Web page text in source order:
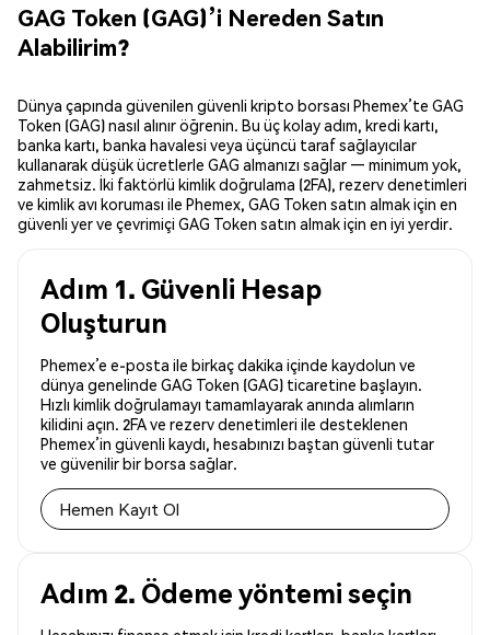
GAG Token (GAG)’i Nereden Satın
Alabilirim?
Dünya çapında güvenilen güvenli kripto borsası Phemex’te GAG
Token (GAG) nasıl alınır öğrenin. Bu üç kolay adım, kredi kartı,
banka kartı, banka havalesi veya üçüncü taraf sağlayıcılar
kullanarak düşük ücretlerle GAG almanızı sağlar — minimum yok,
zahmetsiz. İki faktörlü kimlik doğrulama (2FA), rezerv denetimleri
ve kimlik avı koruması ile Phemex, GAG Token satın almak için en
güvenli yer ve çevrimiçi GAG Token satın almak için en iyi yerdir.
Adım 1. Güvenli Hesap
Oluşturun
Phemex’e e-posta ile birkaç dakika içinde kaydolun ve
dünya genelinde GAG Token (GAG) ticaretine başlayın.
Hızlı kimlik doğrulamayı tamamlayarak anında alımların
kilidini açın. 2FA ve rezerv denetimleri ile desteklenen
Phemex’in güvenli kaydı, hesabınızı baştan güvenli tutar
ve güvenilir bir borsa sağlar.
Hemen Kayıt Ol
Adım 2. Ödeme yöntemi seçin